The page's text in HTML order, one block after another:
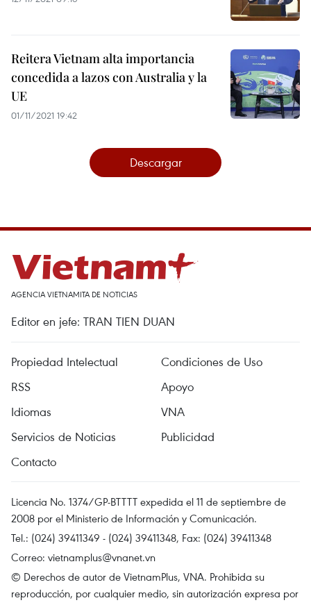
Reitera Vietnam alta importancia
concedida a lazos con Australia y la
UE
01/11/2021 19:42
Descargar
AGENCIA VIETNAMITA DE NOTICIAS
Editor en jefe: TRAN TIEN DUAN
Propiedad Intelectual
Condiciones de Uso
RSS
Apoyo
Idiomas
VNA
Servicios de Noticias
Publicidad
Contacto
Licencia No. 1374/GP-BTTTT expedida el 11 de septiembre de
2008 por el Ministerio de Información y Comunicación.
Tel.: (024) 39411349 - (024) 39411348, Fax: (024) 39411348
Correo: vietnamplus@vnanet.vn
© Derechos de autor de VietnamPlus, VNA. Prohibida su
reproducción, por cualquier medio, sin autorización expresa por